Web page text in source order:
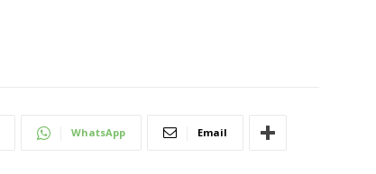
WhatsApp Email